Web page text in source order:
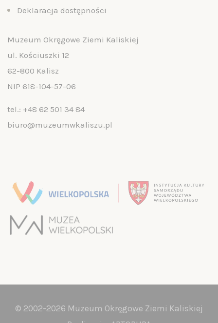
Deklaracja dostępności
Muzeum Okręgowe Ziemi Kaliskiej
ul. Kościuszki 12
62-800 Kalisz
NIP 618-104-57-06
tel.: +48 62 501 34 84
biuro@muzeumwkaliszu.pl
© 2002-2026 Muzeum Okręgowe Ziemi Kaliskiej